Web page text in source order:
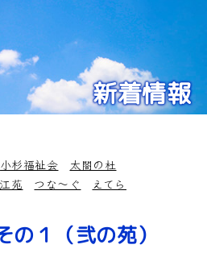
新着情報
小杉福祉会
太閤の杜
苑 つな～ぐ えてら
１（弐の苑）